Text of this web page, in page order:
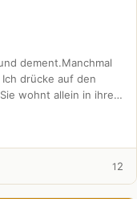
dement.Manchmal
drücke auf den
wohnt allein in ihrem
1 2